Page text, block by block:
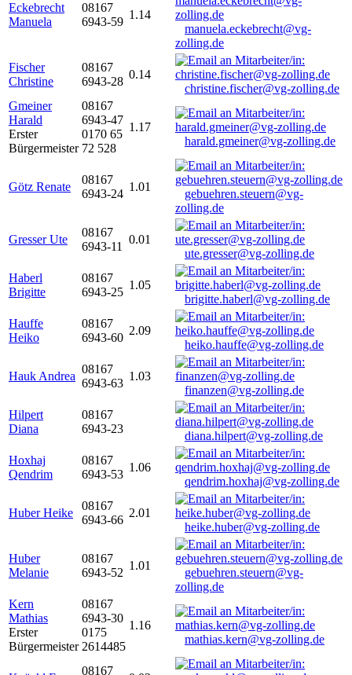
Eckebrecht
Manuela
08167
6943-59
1.14
manuela.eckebrecht@vg-
zolling.de
Fischer
Christine
08167
6943-28
0.14
christine.fischer@vg-zolling.de
Gmeiner
Harald
Erster
Bürgermeister
08167
6943-47
0170 65
72 528
1.17
harald.gmeiner@vg-zolling.de
Götz Renate
08167
6943-24
1.01
gebuehren.steuern@vg-
zolling.de
Gresser Ute
08167
6943-11
0.01
ute.gresser@vg-zolling.de
Haberl
Brigitte
08167
6943-25
1.05
brigitte.haberl@vg-zolling.de
Hauffe
Heiko
08167
6943-60
2.09
heiko.hauffe@vg-zolling.de
Hauk Andrea
08167
6943-63
1.03
finanzen@vg-zolling.de
Hilpert
Diana
08167
6943-23
diana.hilpert@vg-zolling.de
Hoxhaj
Qendrim
08167
6943-53
1.06
qendrim.hoxhaj@vg-zolling.de
Huber Heike
08167
6943-66
2.01
heike.huber@vg-zolling.de
Huber
Melanie
08167
6943-52
1.01
gebuehren.steuern@vg-
zolling.de
Kern
Mathias
Erster
Bürgermeister
08167
6943-30
0175
2614485
1.16
mathias.kern@vg-zolling.de
08167